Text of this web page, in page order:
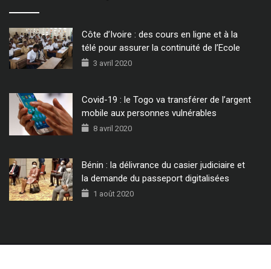
Côte d’Ivoire : des cours en ligne et à la
télé pour assurer la continuité de l’Ecole
3 avril 2020
Covid-19 : le Togo va transférer de l’argent
mobile aux personnes vulnérables
8 avril 2020
Bénin : la délivrance du casier judiciaire et
la demande du passeport digitalisées
1 août 2020